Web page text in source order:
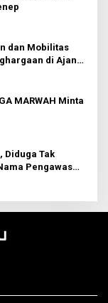
dan Mobilitas
di Ajang
MARWAH Minta
Diduga Tak
Pengawas